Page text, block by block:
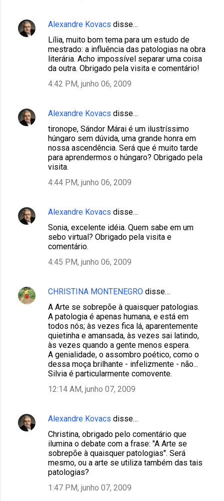
Alexandre Kovacs disse…
Lília, muito bom tema para um estudo de
mestrado: a influência das patologias na obra
literária. Acho impossível separar uma coisa
da outra. Obrigado pela visita e comentário!
4:42 PM, junho 06, 2009
Alexandre Kovacs disse…
tironope, Sándor Márai é um ilustríssimo
húngaro sem dúvida, uma grande honra em
nossa ascendência. Será que é muito tarde
para aprendermos o húngaro? Obrigado pela
visita.
4:44 PM, junho 06, 2009
Alexandre Kovacs disse…
Sonia, excelente idéia. Quem sabe em um
sebo virtual? Obrigado pela visita e
comentário.
4:45 PM, junho 06, 2009
CHRISTINA MONTENEGRO disse…
A Arte se sobrepõe à quaisquer patologias.
A patologia é apenas humana, e está em
todos nós; às vezes fica lá, aparentemente
quietinha e amansada, às vezes sai latindo,
às vezes quando a gente menos espera.
A genialidade, o assombro poético, como o
dessa moça brilhante - infelizmente - não...
Silvia é particularmente comovente.
12:14 AM, junho 07, 2009
Alexandre Kovacs disse…
Christina, obrigado pelo comentário que
ilumina o debate com a frase: "A Arte se
sobrepõe à quaisquer patologias". Será
mesmo, ou a arte se utiliza também das tais
patologias?
1:47 PM, junho 07, 2009